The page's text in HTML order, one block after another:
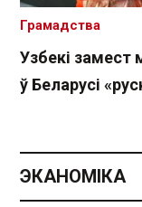
Узбекі замест
ў Беларусі
Грамадства
ЭКАНОМІКА